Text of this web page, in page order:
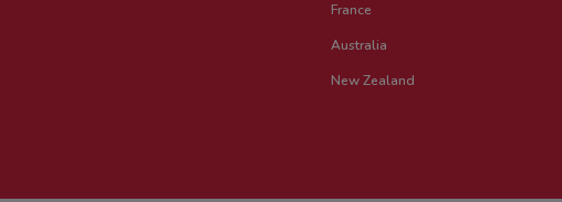
France
Australia
New Zealand